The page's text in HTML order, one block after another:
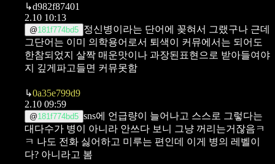
↳d982f87401
2.10 10:13
@181f774bd5 정신병이라는 단어에 꽂혀서 그랬구나 근데
그단어는 이미 의학용어로서 퇴색이 커뮤에서는 되어도
한참되었지 살짝 매운맛이나 과장된표현으로 받아들여야
지 깊게파고들면 커뮤못함
↳0a35e799d9
2.10 09:59
@181f774bd5 sns에 언급량이 늘어나고 스스로 그렇다는
대다수가 병이 아니라 안쓰다 보니 그냥 꺼리는거잖음ㅋ
ㅋ 나도 전화 싫어하고 미루는 편인데 이게 병의 레벨이
다? 아니라고 봄